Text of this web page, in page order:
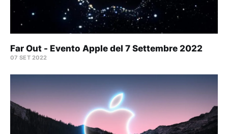
Far Out - Evento Apple del 7 Settembre 2022
07 SET 2022